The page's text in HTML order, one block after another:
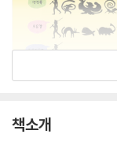
책소개